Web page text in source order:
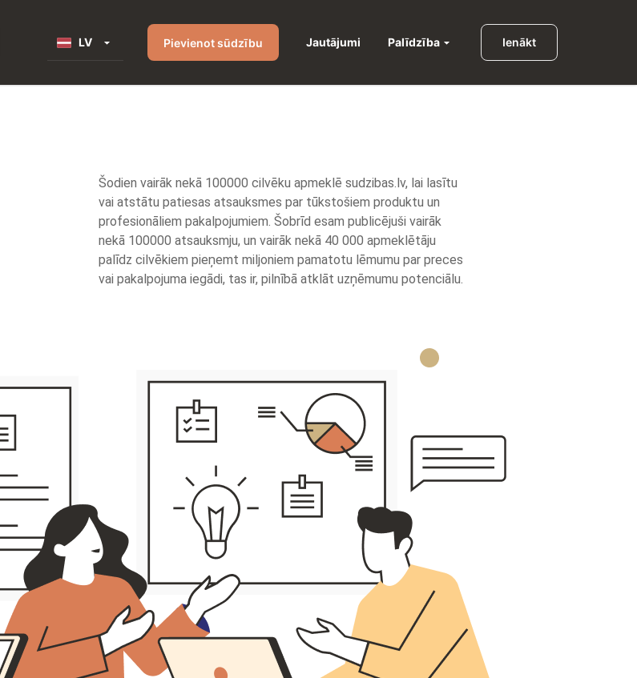
LV Pievienot sūdzību Jautājumi Palīdzība Ienākt
Šodien vairāk nekā 100000 cilvēku apmeklē sudzibas.lv, lai lasītu
vai atstātu patiesas atsauksmes par tūkstošiem produktu un
profesionāliem pakalpojumiem. Šobrīd esam publicējuši vairāk
nekā 100000 atsauksmju, un vairāk nekā 40 000 apmeklētāju
palīdz cilvēkiem pieņemt miljoniem pamatotu lēmumu par preces
vai pakalpojuma iegādi, tas ir, pilnībā atklāt uzņēmumu potenciālu.